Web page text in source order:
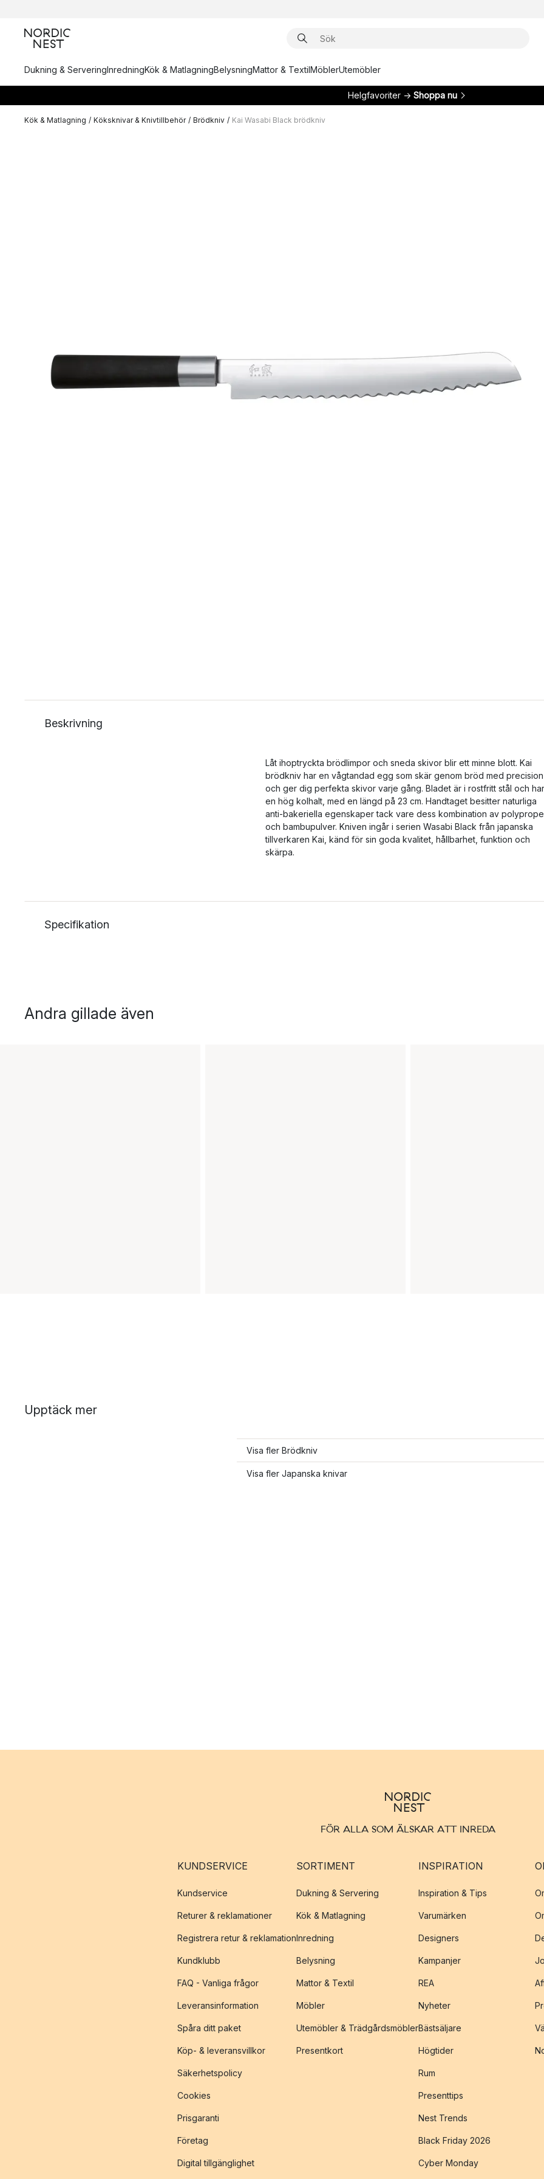
Dukning & ServeringInredningKök & MatlagningBelysningMattor & TextilMöblerUtemöbler
Helgfavoriter → Shoppa nu
Kök & Matlagning / Köksknivar & Knivtillbehör / Brödkniv / Kai Wasabi Black brödkniv
Beskrivning
Låt ihoptryckta brödlimpor och sneda skivor blir ett minne blott. Kai
brödkniv har en vågtandad egg som skär genom bröd med precision
och ger dig perfekta skivor varje gång. Bladet är i rostfritt stål och har
en hög kolhalt, med en längd på 23 cm. Handtaget besitter naturliga
anti-bakeriella egenskaper tack vare dess kombination av
och bambupulver. Kniven ingår i serien Wasabi Black från japanska
tillverkaren Kai, känd för sin goda kvalitet, hållbarhet, funktion och
skärpa.
Specifikation
Andra gillade även
Upptäck mer
Visa fler Brödkniv
Visa fler Japanska knivar
FÖR ALLA SOM ÄLSKAR ATT INREDA
KUNDSERVICE
Kundservice
Returer & reklamationer
Registrera retur & reklamation
Kundklubb
FAQ - Vanliga frågor
Leveransinformation
Spåra ditt paket
Köp- & leveransvillkor
Säkerhetspolicy
Cookies
Prisgaranti
Företag
Digital tillgänglighet
SORTIMENT
Dukning & Servering
Kök & Matlagning
Inredning
Belysning
Mattor & Textil
Möbler
Utemöbler & Trädgårdsmöbler
Presentkort
INSPIRATION
Inspiration & Tips
Varumärken
Designers
Kampanjer
REA
Nyheter
Bästsäljare
Högtider
Rum
Presenttips
Nest Trends
Black Friday 2026
Cyber Monday